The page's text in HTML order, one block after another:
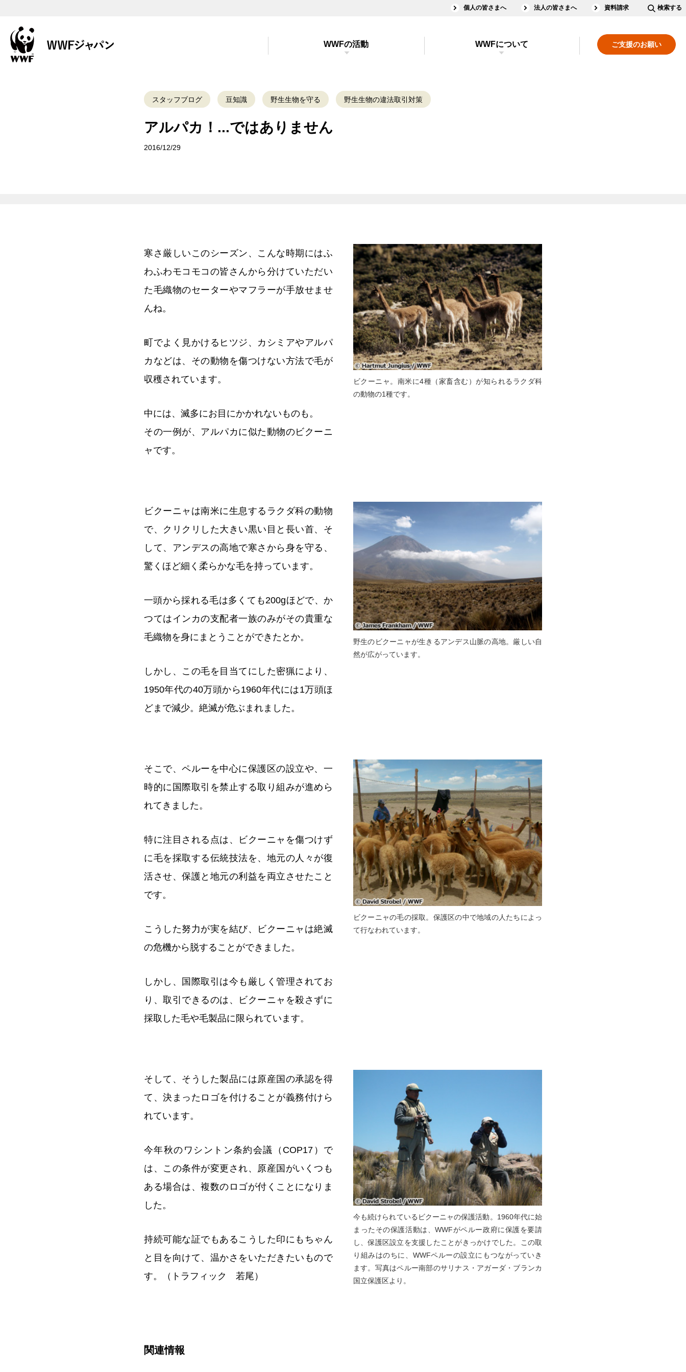
個人の皆さまへ 法人の皆さまへ 資料請求 検索する
ご支援のお願い
WWFの活動 WWFについて
スタッフブログ 豆知識 野生生物を守る 野生生物の違法取引対策
アルパカ！...ではありません
2016/12/29
寒さ厳しいこのシーズン、こんな時期にはふ
わふわモコモコの皆さんから分けていただい
た毛織物のセーターやマフラーが手放せませ
んね。
町でよく見かけるヒツジ、カシミアやアルパ
カなどは、その動物を傷つけない方法で毛が
収穫されています。
中には、滅多にお目にかかれないものも。
その一例が、アルパカに似た動物のビクーニ
ャです。
ビクーニャ。南米に4種（家畜含む）が知られるラクダ科
の動物の1種です。
ビクーニャは南米に生息するラクダ科の動物
で、クリクリした大きい黒い目と長い首、そ
して、アンデスの高地で寒さから身を守る、
驚くほど細く柔らかな毛を持っています。
一頭から採れる毛は多くても200gほどで、か
つてはインカの支配者一族のみがその貴重な
毛織物を身にまとうことができたとか。
しかし、この毛を目当てにした密猟により、
1950年代の40万頭から1960年代には1万頭ほ
どまで減少。絶滅が危ぶまれました。
野生のビクーニャが生きるアンデス山脈の高地。厳しい自
然が広がっています。
そこで、ペルーを中心に保護区の設立や、一
時的に国際取引を禁止する取り組みが進めら
れてきました。
特に注目される点は、ビクーニャを傷つけず
に毛を採取する伝統技法を、地元の人々が復
活させ、保護と地元の利益を両立させたこと
です。
こうした努力が実を結び、ビクーニャは絶滅
の危機から脱することができました。
しかし、国際取引は今も厳しく管理されてお
り、取引できるのは、ビクーニャを殺さずに
採取した毛や毛製品に限られています。
ビクーニャの毛の採取。保護区の中で地域の人たちによっ
て行なわれています。
そして、そうした製品には原産国の承認を得
て、決まったロゴを付けることが義務付けら
れています。
今年秋のワシントン条約会議（COP17）で
は、この条件が変更され、原産国がいくつも
ある場合は、複数のロゴが付くことになりま
した。
持続可能な証でもあるこうした印にもちゃん
と目を向けて、温かさをいただきたいもので
す。（トラフィック 若尾）
今も続けられているビクーニャの保護活動。1960年代に始
まったその保護活動は、WWFがペルー政府に保護を要請
し、保護区設立を支援したことがきっかけでした。この取
り組みはのちに、WWFペルーの設立にもつながっていき
ます。写真はペルー南部のサリナス・アガーダ・ブランカ
国立保護区より。
関連情報